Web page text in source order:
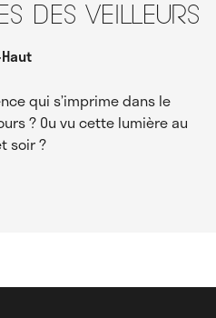
des Veilleurs
qui s’imprime dans le
? Ou vu cette lumière au
soir ?